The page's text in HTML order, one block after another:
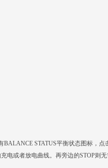
STATUS平衡状态图标，
电或者放电曲线。再旁边的STOP则